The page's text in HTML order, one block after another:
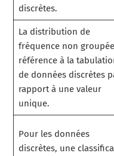
discrètes.
La distribution de
fréquence non
référence à la
de données discrètes
rapport à une valeur
unique.
Pour les données
discrètes, une